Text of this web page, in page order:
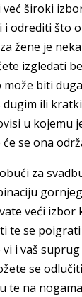
široki
odrediti što
žene je
izgledati
može biti
ili
u kojemu
se ona
za
veći izbor
te se
i vaš
se
te na